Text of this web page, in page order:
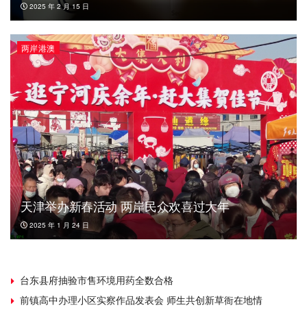
2025 年 2 月 15 日
两岸港澳
天津举办新春活动 两岸民众欢喜过大年
2025 年 1 月 24 日
台东县府抽验市售环境用药全数合格
前镇高中办理小区实察作品发表会 师生共创新草衙在地情